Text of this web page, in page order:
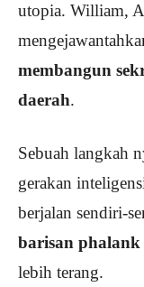
utopia. William,
membangun
daerah.
Sebuah langkah
gerakan
berjalan sendiri-
barisan phalank
lebih terang.